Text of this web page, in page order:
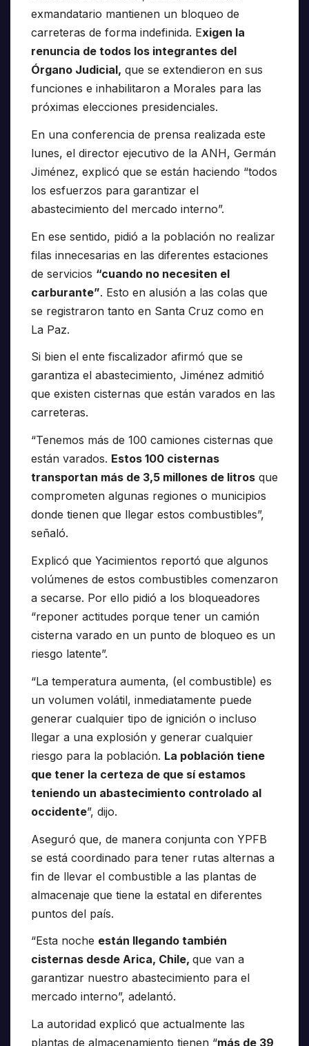
exmandatario mantienen un bloqueo de
carreteras de forma indefinida. Exigen la
renuncia de todos los integrantes del
Órgano Judicial, que se extendieron en sus
funciones e inhabilitaron a Morales para las
próximas elecciones presidenciales.
En una conferencia de prensa realizada este
lunes, el director ejecutivo de la ANH, Germán
Jiménez, explicó que se están haciendo “todos
los esfuerzos para garantizar el
abastecimiento del mercado interno”.
En ese sentido, pidió a la población no realizar
filas innecesarias en las diferentes estaciones
de servicios “cuando no necesiten el
carburante”. Esto en alusión a las colas que
se registraron tanto en Santa Cruz como en
La Paz.
Si bien el ente fiscalizador afirmó que se
garantiza el abastecimiento, Jiménez admitió
que existen cisternas que están varados en las
carreteras.
“Tenemos más de 100 camiones cisternas que
están varados. Estos 100 cisternas
transportan más de 3,5 millones de litros que
comprometen algunas regiones o municipios
donde tienen que llegar estos combustibles”,
señaló.
Explicó que Yacimientos reportó que algunos
volúmenes de estos combustibles comenzaron
a secarse. Por ello pidió a los bloqueadores
“reponer actitudes porque tener un camión
cisterna varado en un punto de bloqueo es un
riesgo latente”.
“La temperatura aumenta, (el combustible) es
un volumen volátil, inmediatamente puede
generar cualquier tipo de ignición o incluso
llegar a una explosión y generar cualquier
riesgo para la población. La población tiene
que tener la certeza de que sí estamos
teniendo un abastecimiento controlado al
occidente”, dijo.
Aseguró que, de manera conjunta con YPFB
se está coordinado para tener rutas alternas a
fin de llevar el combustible a las plantas de
almacenaje que tiene la estatal en diferentes
puntos del país.
“Esta noche están llegando también
cisternas desde Arica, Chile, que van a
garantizar nuestro abastecimiento para el
mercado interno”, adelantó.
La autoridad explicó que actualmente las
plantas de almacenamiento tienen “más de 39